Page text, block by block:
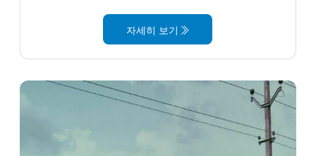
자세히 보기